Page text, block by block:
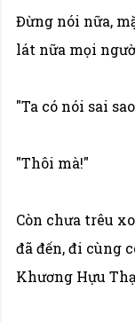
Đừng nói nữa,
lát nữa mọi
"Ta có nói sai
"Thôi mà!"
Còn chưa trêu
đã đến, đi cùng
Khương Hựu